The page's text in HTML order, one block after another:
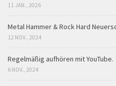
11 JAN., 2026
Metal Hammer & Rock Hard
12 NOV., 2024
Regelmäßig aufhören mit YouTube.
6 NOV., 2024